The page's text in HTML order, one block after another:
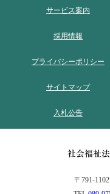
サービス案内
採用情報
プライバシーポリシー
サイトマップ
入札公告
〒791-